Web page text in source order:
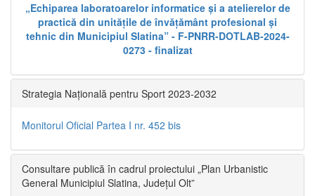
„Echiparea laboratoarelor informatice și a atelierelor de
practică din unitățile de învățământ profesional și
tehnic din Municipiul Slatina” - F-PNRR-DOTLAB-2024-
0273 - finalizat
Strategia Națională pentru Sport 2023-2032
Monitorul Oficial Partea I nr. 452 bis
Consultare publică în cadrul proiectului „Plan Urbanistic
General Municipiul Slatina, Județul Olt”